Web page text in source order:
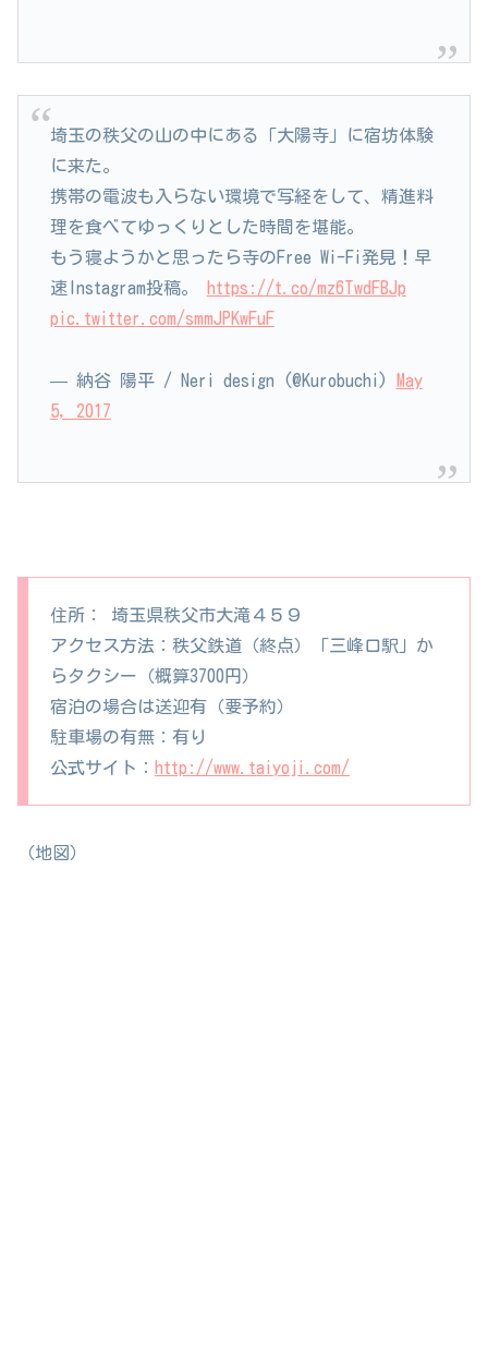
埼玉の秩父の山の中にある「大陽寺」に宿坊体験
に来た。
携帯の電波も入らない環境で写経をして、精進料
理を食べてゆっくりとした時間を堪能。
もう寝ようかと思ったら寺のFree Wi-Fi発見！早
速Instagram投稿。
https://t.co/mz6TwdFBJp
pic.twitter.com/smmJPKwFuF
— 納谷 陽平 / Neri design (@Kurobuchi)
May
5, 2017
住所： 埼玉県秩父市大滝４５９
アクセス方法：秩父鉄道（終点）「三峰口駅」か
らタクシー（概算3700円）
宿泊の場合は送迎有（要予約）
駐車場の有無：有り
公式サイト： http://www.taiyoji.com/
（地図）